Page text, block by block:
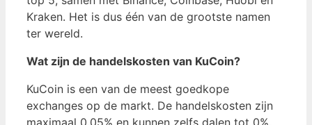
Kraken. Het is dus één van de grootste namen
ter wereld.
Wat zijn de handelskosten van KuCoin?
KuCoin is een van de meest goedkope
exchanges op de markt. De handelskosten zijn